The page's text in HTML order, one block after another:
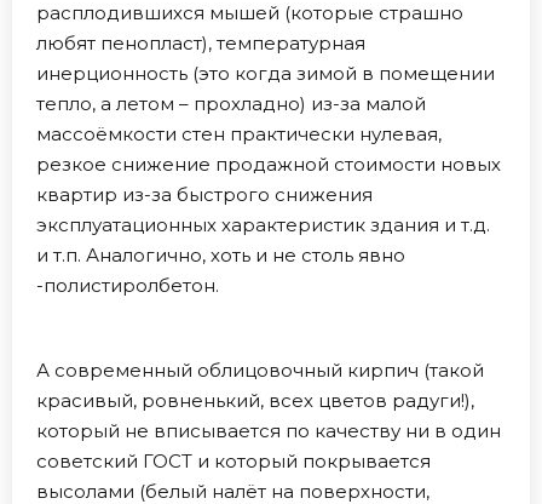
расплодившихся мышей (которые страшно
любят пенопласт), температурная
инерционность (это когда зимой в помещении
тепло, а летом – прохладно) из-за малой
массоёмкости стен практически нулевая,
резкое снижение продажной стоимости новых
квартир из-за быстрого снижения
эксплуатационных характеристик здания и т.д.
и т.п. Аналогично, хоть и не столь явно
-полистиролбетон.
А современный облицовочный кирпич (такой
красивый, ровненький, всех цветов радуги!),
который не вписывается по качеству ни в один
советский ГОСТ и который покрывается
высолами (белый налёт на поверхности,